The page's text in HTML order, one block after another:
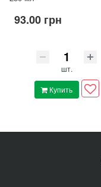
93.00 грн
шт.
Купить